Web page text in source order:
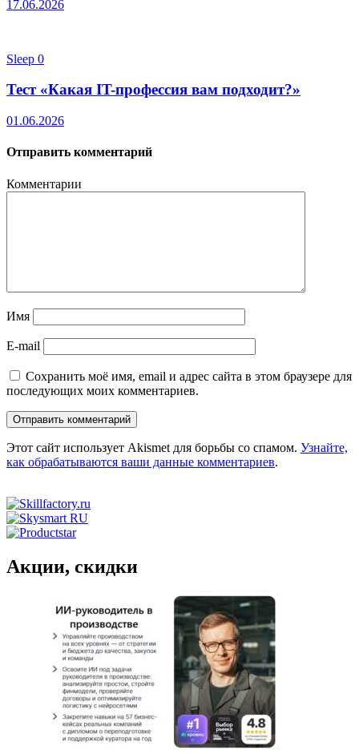
17.06.2026
Sleep 0
Тест «Какая IT-профессия вам подходит?»
01.06.2026
Отправить комментарий
Комментарии
Имя
E-mail
Сохранить моё имя, email и адрес сайта в этом браузере для
последующих моих комментариев.
Этот сайт использует Akismet для борьбы со спамом. Узнайте,
как обрабатываются ваши данные комментариев.
Акции, скидки